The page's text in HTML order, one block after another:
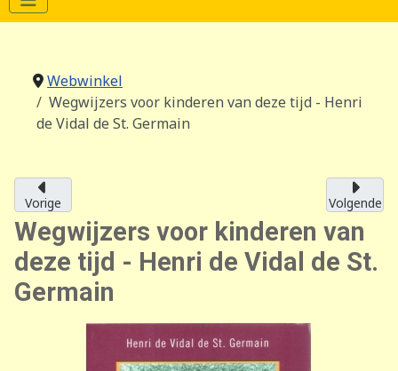
Webwinkel
Wegwijzers voor kinderen van deze tijd - Henri
de Vidal de St. Germain
Vorige Volgende
Wegwijzers voor kinderen van
deze tijd - Henri de Vidal de St.
Germain